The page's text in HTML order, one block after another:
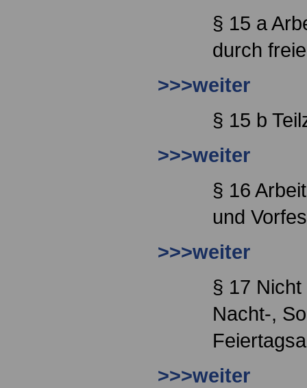
§ 15 a
durch
>>>weiter
§ 15 b
>>>weiter
§ 16
und
>>>weiter
§ 17
Nacht-,
>>>weiter